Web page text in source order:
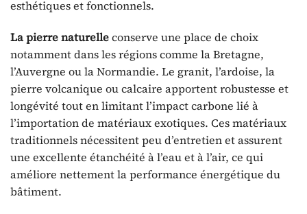
esthétiques et fonctionnels.
La pierre naturelleconserve une place de choix
notamment dans les régions comme la Bretagne,
l’Auvergne ou la Normandie. Le granit, l’ardoise, la
pierre volcanique ou calcaire apportent robustesse et
longévité tout en limitant l’impact carbone lié à
l’importation de matériaux exotiques. Ces matériaux
traditionnels nécessitent peu d’entretien et assurent
une excellente étanchéité à l’eau et à l’air, ce qui
améliore nettement la performance énergétique du
bâtiment.